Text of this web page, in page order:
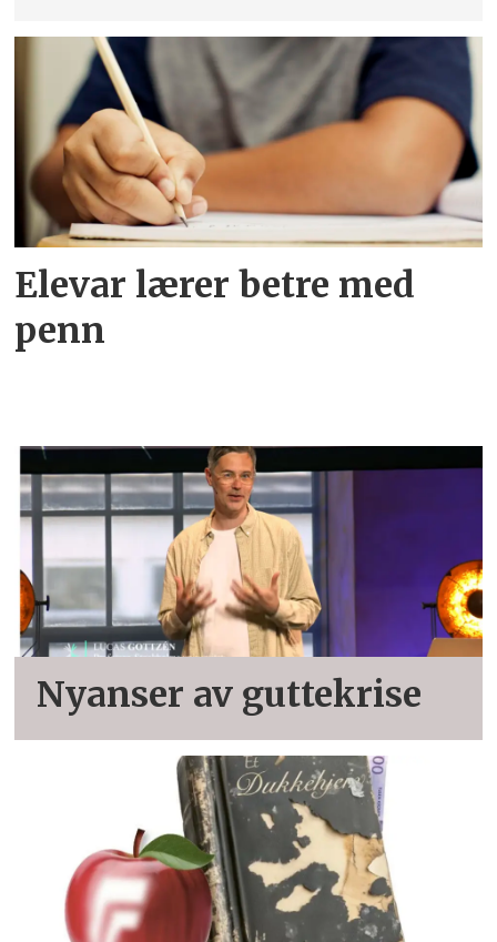
Elevar lærer betre med
penn
Nyanser av guttekrise